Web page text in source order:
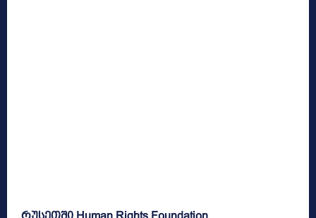
რუსეთში Human Rights Foundation